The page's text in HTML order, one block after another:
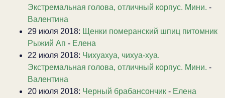
Экстремальная голова, отличный корпус. Мини. -
Валентина
29 июля 2018: Щенки померанский шпиц питомник
Рыжий Ап - Елена
22 июля 2018: Чихуахуа, чихуа-хуа.
Экстремальная голова, отличный корпус. Мини. -
Валентина
20 июля 2018: Черный брабансончик - Елена